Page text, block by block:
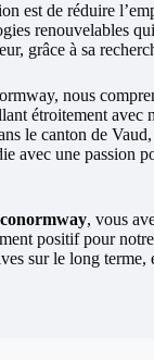
est de réduire
renouvelables
grâce à sa
nous
étroitement avec
le canton de
avec une passion
, vous
positif pour
sur le long terme,